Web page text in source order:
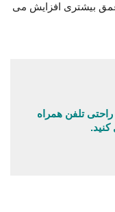
عمق بیشتری افزایش می
تلفن همراه
کنید.